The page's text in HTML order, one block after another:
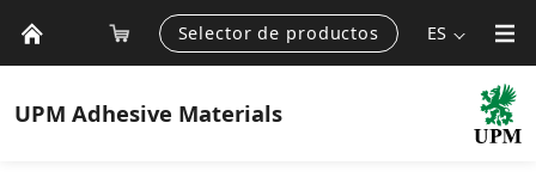
Selector de productos ES
UPM Adhesive Materials